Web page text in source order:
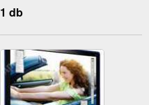
1 db